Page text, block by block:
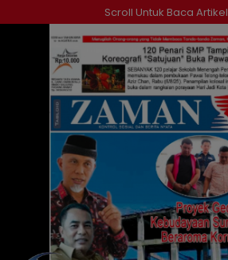
ke
Scroll Untuk Baca Artikel